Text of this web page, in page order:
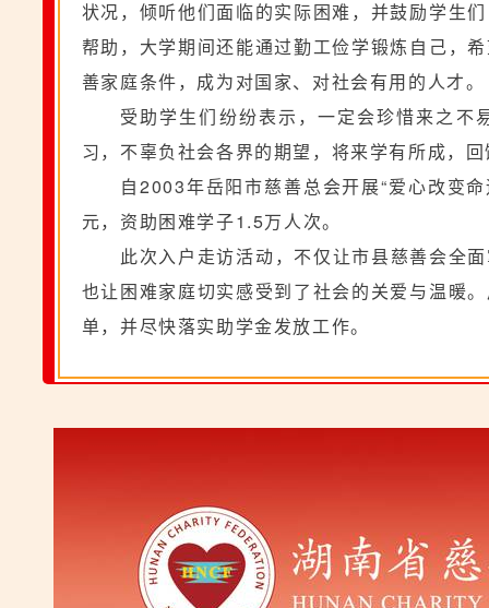
状况，倾听他们面临的实际困难，并鼓励学生
帮助，大学期间还能通过勤工俭学锻炼自己，
善家庭条件，成为对国家、对社会有用的人才。
受助学生们纷纷表示，一定会珍惜来之不
习，不辜负社会各界的期望，将来学有所成，
自2003年岳阳市慈善总会开展“爱心改变
元，资助困难学子1.5万人次。
此次入户走访活动，不仅让市县慈善会全
也让困难家庭切实感受到了社会的关爱与温暖
单，并尽快落实助学金发放工作。